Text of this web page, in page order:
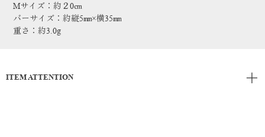
Mサイズ：約２0㎝
バーサイズ：約縦5㎜×横35㎜
重さ：約3.0g
ITEM ATTENTION